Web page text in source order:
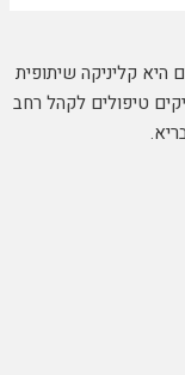
היא קליניקה שיתופית
טיפולים לקהל רחב